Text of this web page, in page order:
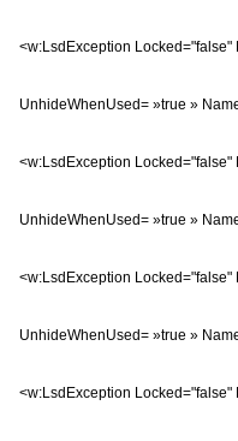
<w:LsdException
UnhideWhenUsed= »true »
<w:LsdException
UnhideWhenUsed= »true »
<w:LsdException
UnhideWhenUsed= »true »
<w:LsdException